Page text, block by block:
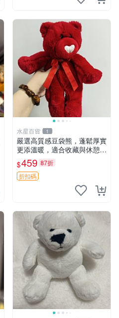
水星百貨 1
嚴選高質感豆袋熊，蓬鬆厚實
更添溫暖，適合收藏與休憩。
前胸填充飽滿，背部亦具優雅
設計。 豆袋熊 保暖 溫柔 蓬
松
$459 87折
折扣碼